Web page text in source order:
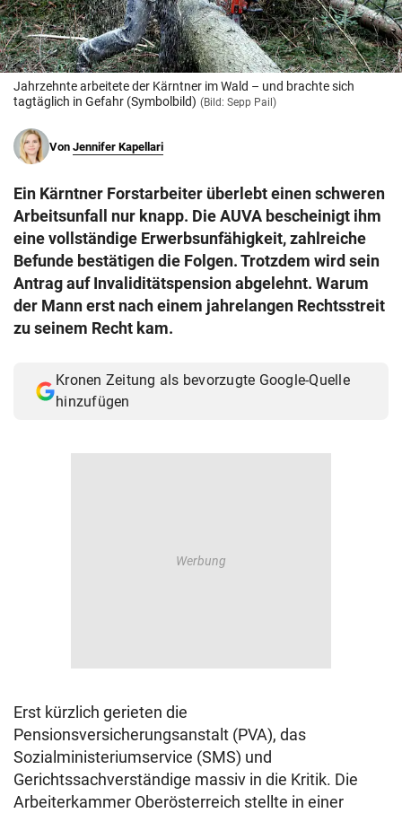
© Krone Multimedia GmbH & Co KG 2026
Muthgasse 2, 1190 Wien
Jahrzehnte arbeitete der Kärntner im Wald – und brachte sich
tagtäglich in Gefahr (Symbolbild) (Bild: Sepp Pail)
Von Jennifer Kapellari
Ein Kärntner Forstarbeiter überlebt einen schweren
Arbeitsunfall nur knapp. Die AUVA bescheinigt ihm
eine vollständige Erwerbsunfähigkeit, zahlreiche
Befunde bestätigen die Folgen. Trotzdem wird sein
Antrag auf Invaliditätspension abgelehnt. Warum
der Mann erst nach einem jahrelangen Rechtsstreit
zu seinem Recht kam.
Kronen Zeitung als bevorzugte Google-Quelle
hinzufügen
Erst kürzlich gerieten die
Pensionsversicherungsanstalt (PVA), das
Sozialministeriumservice (SMS) und
Gerichtssachverständige massiv in die Kritik. Die
Arbeiterkammer Oberösterreich stellte in einer